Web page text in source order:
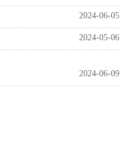
2024-06-05
2024-05-06
2024-06-09